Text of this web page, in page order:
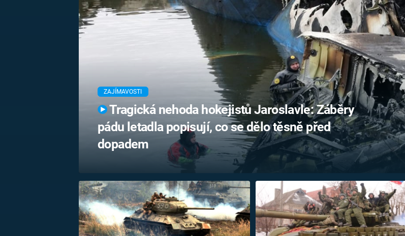
MARIE TEREZIE
NAPOLEON
BONAPARTE
UFO A
MIMOZEMŠŤANÉ
UTAJENÉ PŘÍBĚHY
ČESKÝCH DĚJIN
ALTERNATIVNÍ
HISTORIE
ZAJÍMAVOSTI
Tragická nehoda hokejistů Jaroslavle: Záběry
pádu letadla popisují, co se dělo těsně před
dopadem